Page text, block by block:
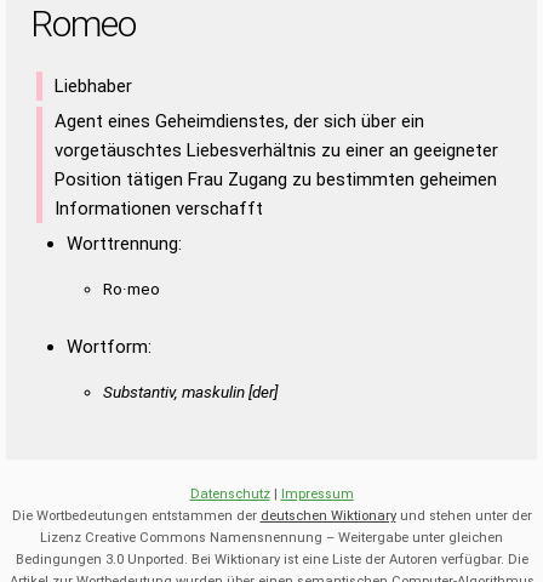
Romeo
Liebhaber
Agent eines Geheimdienstes, der sich über ein
vorgetäuschtes Liebesverhältnis zu einer an geeigneter
Position tätigen Frau Zugang zu bestimmten geheimen
Informationen verschafft
Worttrennung:
Ro·meo
Wortform:
Substantiv, maskulin [der]
Datenschutz| Impressum
Die Wortbedeutungen entstammen der deutschen Wiktionaryund stehen unter der
Lizenz Creative Commons Namensnennung – Weitergabe unter gleichen
Bedingungen 3.0 Unported. Bei Wiktionary ist eine Liste der Autoren verfügbar. Die